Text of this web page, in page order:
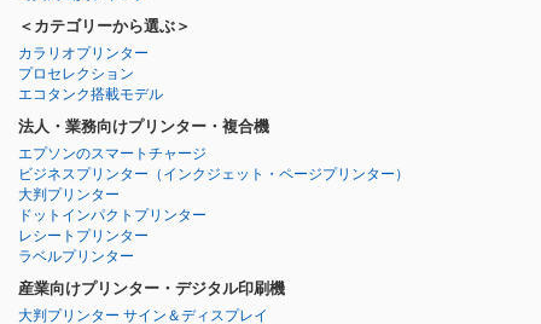
＜カテゴリーから選ぶ＞
カラリオプリンター
プロセレクション
エコタンク搭載モデル
法人・業務向けプリンター・複合機
エプソンのスマートチャージ
ビジネスプリンター （インクジェット・ページプリンター）
大判プリンター
ドットインパクトプリンター
レシートプリンター
ラベルプリンター
産業向けプリンター・デジタル印刷機
大判プリンター サイン＆ディスプレイ